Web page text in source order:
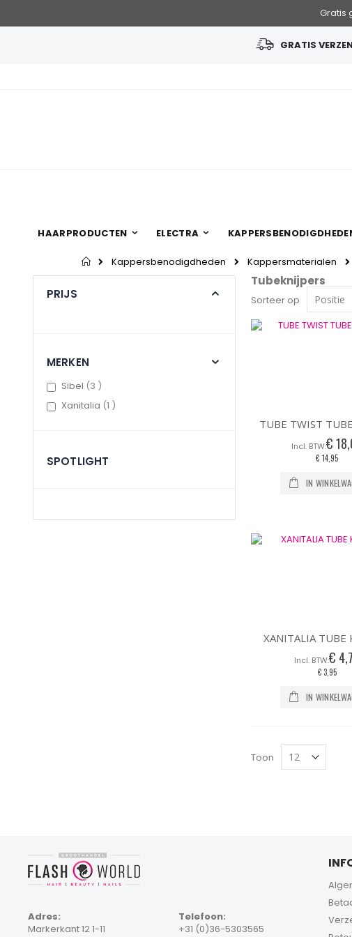
Gratis
GRATIS
HAARPRODUCTEN ELECTRA
Home
Kappersbenodigdheden Kappersmaterialen
Tubeknijpers
Sorteer op
TUBE TWIST
€
€ 14,95
IN
XANITALIA TUBE
€
€ 3,95
IN
Toon
PRIJS
MERKEN
Sibel 3 items
Xanitalia 1 item
SPOTLIGHT
Adres:
Markerkant 12 1-11
Telefoon:
+31 (0)36-5303565